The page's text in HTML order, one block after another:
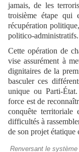
jamais, de les
troisième étape qui
récupération
politico-administratifs.
Cette opération de
vise assurément à
dignitaires de la
basculer ces
unique ou Parti-
force est de
conquête territoriale
difficultés à
de son projet étatique
Renversant le